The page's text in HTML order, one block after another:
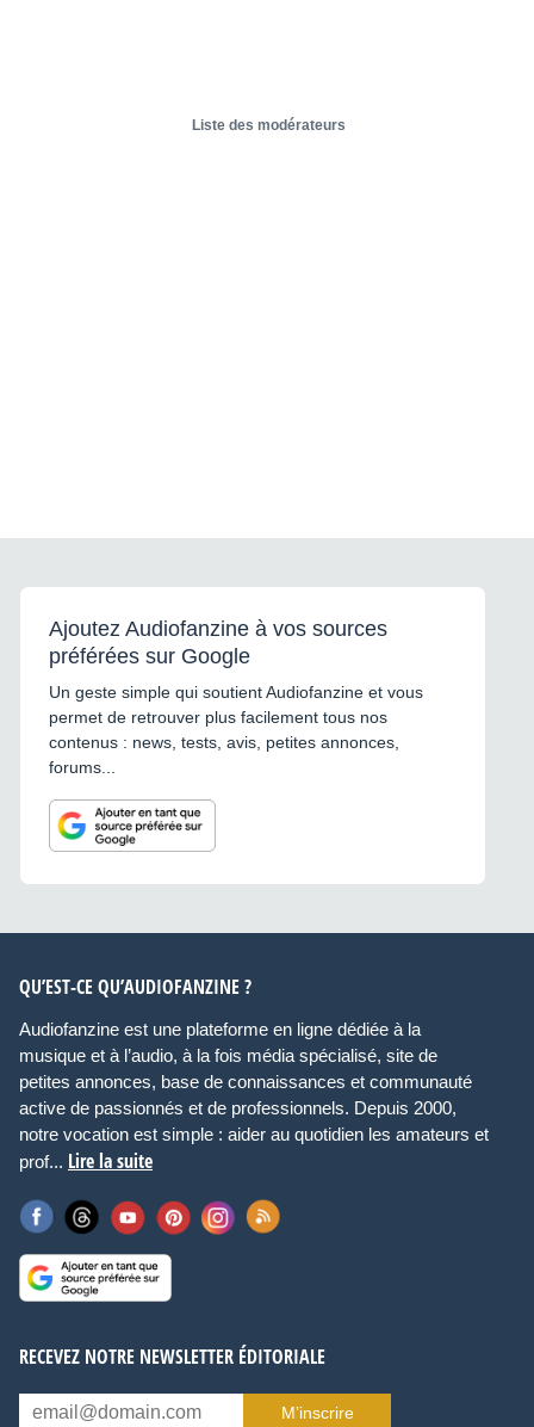
Liste des modérateurs
Ajoutez Audiofanzine à vos sources
préférées sur Google
Un geste simple qui soutient Audiofanzine et vous
permet de retrouver plus facilement tous nos
contenus : news, tests, avis, petites annonces,
forums...
QU’EST-CE QU’AUDIOFANZINE ?
Audiofanzine est une plateforme en ligne dédiée à la
musique et à l’audio, à la fois média spécialisé, site de
petites annonces, base de connaissances et communauté
active de passionnés et de professionnels. Depuis 2000,
notre vocation est simple : aider au quotidien les amateurs et
prof... Lire la suite
RECEVEZ NOTRE NEWSLETTER ÉDITORIALE
M’inscrire